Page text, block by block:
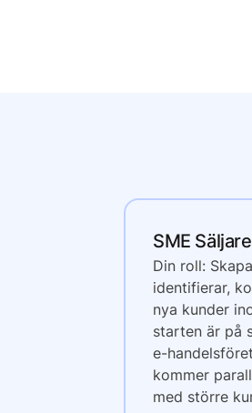
SME
Din roll:
identifierar,
nya kunder
starten är på
e-
kommer
med större